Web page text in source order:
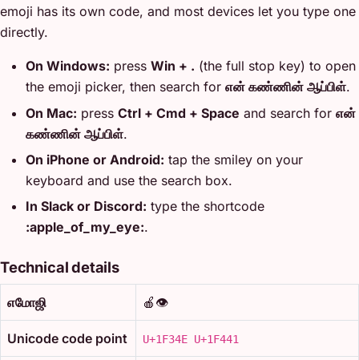
emoji has its own code, and most devices let you type one
directly.
On Windows: press Win + . (the full stop key) to open
the emoji picker, then search for என் கண்ணின் ஆப்பிள்.
On Mac: press Ctrl + Cmd + Space and search for என்
கண்ணின் ஆப்பிள்.
On iPhone or Android: tap the smiley on your
keyboard and use the search box.
In Slack or Discord: type the shortcode
:apple_of_my_eye:.
Technical details
எமோஜி 🍎👁️
Unicode code point U+1F34E U+1F441